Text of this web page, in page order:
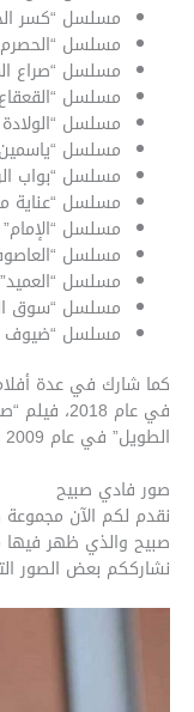
مسلسل “كسر
مسلسل “الحصرم
مسلسل “صراع
مسلسل “القعقاع
مسلسل “الولادة
مسلسل “ياسمين
مسلسل “بواب
مسلسل “عناية
مسلسل “الإمام”
مسلسل
مسلسل “العميد”
مسلسل “سوق
مسلسل “ضيوف
كما شارك في عدة
الطويل” في عام 2009 وغيرهم.
صور فادي صبيح
نقدم لكم الآن
صبيح والذي ظهر فيها
نشارككم بعض الصور